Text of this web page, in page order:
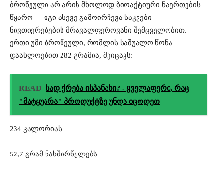
ბროწეული არ არის მხოლოდ ბიოაქტიური ნაერთების
წყარო — იგი ასევე გამოირჩევა საკვები
ნივთიერებების მრავალფეროვანი შემცველობით.
ერთი უმი ბროწეული, რომლის საშუალო წონა
დაახლოებით 282 გრამია, შეიცავს:
READ სად ქრება ისპანახი? - ყველაფერი, რაც
"მატყუარა" პროდუქტზე უნდა იცოდეთ
234 კალორიას
52,7 გრამ ნახშირწყლებს